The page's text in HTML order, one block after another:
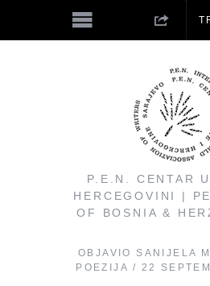
P.E.N. CENTAR
HERCEGOVINI |
OF BOSNIA &
OBJAVIO
SANIJELA
POEZIJA
22